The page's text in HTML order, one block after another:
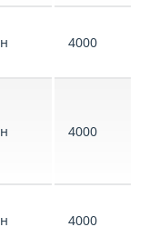
4000
4000
4000